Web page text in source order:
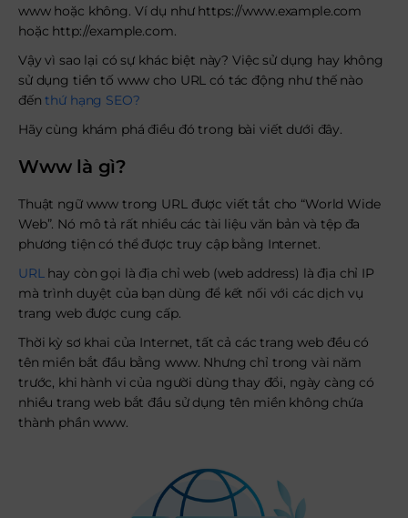
www hoặc không. Ví dụ như https://www.example.com
hoặc http://example.com.
Vậy vì sao lại có sự khác biệt này? Việc sử dụng hay không
sử dụng tiền tố www cho URL có tác động như thế nào
đếnthứ hạng SEO?
Hãy cùng khám phá điều đó trong bài viết dưới đây.
Www là gì?
Thuật ngữ www trong URL được viết tắt cho “World Wide
Web”. Nó mô tả rất nhiều các tài liệu văn bản và tệp đa
phương tiện có thể được truy cập bằng Internet.
URLhay còn gọi là địa chỉ web (web address) là địa chỉ IP
mà trình duyệt của bạn dùng để kết nối với các dịch vụ
trang web được cung cấp.
Thời kỳ sơ khai của Internet, tất cả các trang web đều có
tên miền bắt đầu bằng www. Nhưng chỉ trong vài năm
trước, khi hành vi của người dùng thay đổi, ngày càng có
nhiều trang web bắt đầu sử dụng tên miền không chứa
thành phần www.